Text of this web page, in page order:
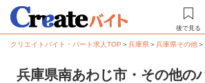
後で見る
クリエイトバイト・パート求人TOP ＞兵庫県＞兵庫県その他＞
兵庫県南あわじ市・その他の